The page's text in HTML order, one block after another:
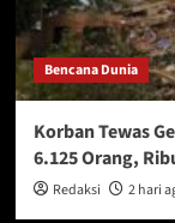
Bencana Dunia
Korban Tewas
6.125 Orang,
Redaksi 2 hari